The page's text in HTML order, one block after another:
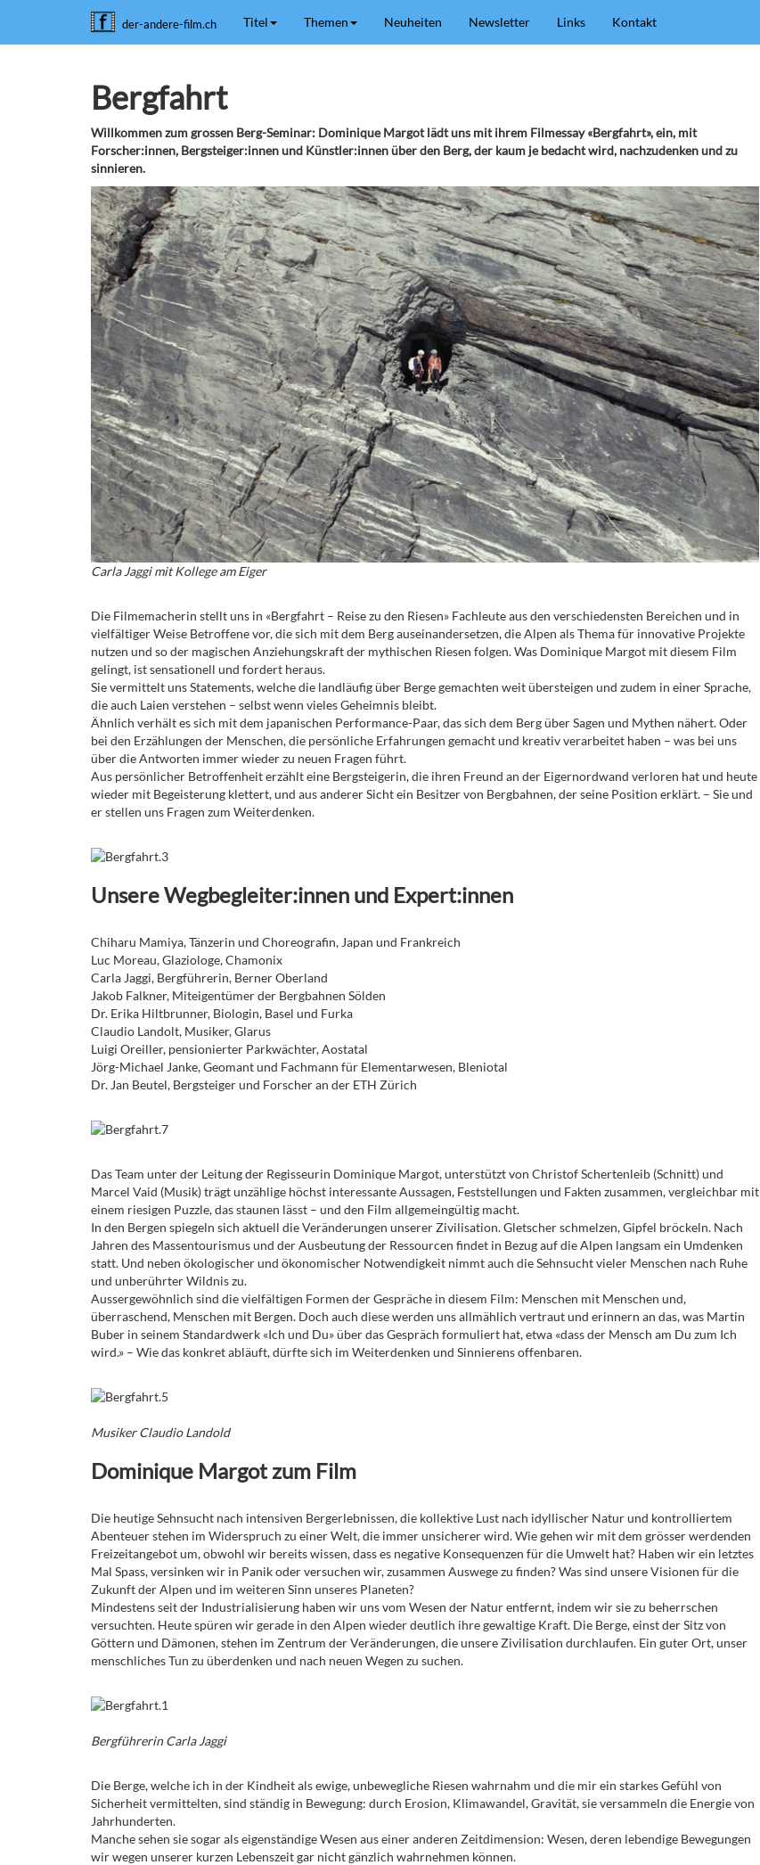
der-andere-film.ch Titel Themen Neuheiten Newsletter Links Kontakt
Bergfahrt
Willkommen zum grossen Berg-Seminar: Dominique Margot lädt uns mit ihrem Filmessay «Bergfahrt», ein, mit
Forscher:innen, Bergsteiger:innen und Künstler:innen über den Berg, der kaum je bedacht wird, nachzudenken und zu
sinnieren.
Carla Jaggi mit Kollege am Eiger
Die Filmemacherin stellt uns in «Bergfahrt – Reise zu den Riesen» Fachleute aus den verschiedensten Bereichen und in
vielfältiger Weise Betroffene vor, die sich mit dem Berg auseinandersetzen, die Alpen als Thema für innovative Projekte
nutzen und so der magischen Anziehungskraft der mythischen Riesen folgen. Was Dominique Margot mit diesem Film
gelingt, ist sensationell und fordert heraus.
Sie vermittelt uns Statements, welche die landläufig über Berge gemachten weit übersteigen und zudem in einer Sprache,
die auch Laien verstehen – selbst wenn vieles Geheimnis bleibt.
Ähnlich verhält es sich mit dem japanischen Performance-Paar, das sich dem Berg über Sagen und Mythen nähert. Oder
bei den Erzählungen der Menschen, die persönliche Erfahrungen gemacht und kreativ verarbeitet haben – was bei uns
über die Antworten immer wieder zu neuen Fragen führt.
Aus persönlicher Betroffenheit erzählt eine Bergsteigerin, die ihren Freund an der Eigernordwand verloren hat und heute
wieder mit Begeisterung klettert, und aus anderer Sicht ein Besitzer von Bergbahnen, der seine Position erklärt. – Sie und
er stellen uns Fragen zum Weiterdenken.
Unsere Wegbegleiter:innen und Expert:innen
Chiharu Mamiya, Tänzerin und Choreografin, Japan und Frankreich
Luc Moreau, Glaziologe, Chamonix
Carla Jaggi, Bergführerin, Berner Oberland
Jakob Falkner, Miteigentümer der Bergbahnen Sölden
Dr. Erika Hiltbrunner, Biologin, Basel und Furka
Claudio Landolt, Musiker, Glarus
Luigi Oreiller, pensionierter Parkwächter, Aostatal
Jörg-Michael Janke, Geomant und Fachmann für Elementarwesen, Bleniotal
Dr. Jan Beutel, Bergsteiger und Forscher an der ETH Zürich
Das Team unter der Leitung der Regisseurin Dominique Margot, unterstützt von Christof Schertenleib (Schnitt) und
Marcel Vaid (Musik) trägt unzählige höchst interessante Aussagen, Feststellungen und Fakten zusammen, vergleichbar mit
einem riesigen Puzzle, das staunen lässt – und den Film allgemeingültig macht.
In den Bergen spiegeln sich aktuell die Veränderungen unserer Zivilisation. Gletscher schmelzen, Gipfel bröckeln. Nach
Jahren des Massentourismus und der Ausbeutung der Ressourcen findet in Bezug auf die Alpen langsam ein Umdenken
statt. Und neben ökologischer und ökonomischer Notwendigkeit nimmt auch die Sehnsucht vieler Menschen nach Ruhe
und unberührter Wildnis zu.
Aussergewöhnlich sind die vielfältigen Formen der Gespräche in diesem Film: Menschen mit Menschen und,
überraschend, Menschen mit Bergen. Doch auch diese werden uns allmählich vertraut und erinnern an das, was Martin
Buber in seinem Standardwerk «Ich und Du» über das Gespräch formuliert hat, etwa «dass der Mensch am Du zum Ich
wird.» – Wie das konkret abläuft, dürfte sich im Weiterdenken und Sinnierens offenbaren.
Musiker Claudio Landold
Dominique Margot zum Film
Die heutige Sehnsucht nach intensiven Bergerlebnissen, die kollektive Lust nach idyllischer Natur und kontrolliertem
Abenteuer stehen im Widerspruch zu einer Welt, die immer unsicherer wird. Wie gehen wir mit dem grösser werdenden
Freizeitangebot um, obwohl wir bereits wissen, dass es negative Konsequenzen für die Umwelt hat? Haben wir ein letztes
Mal Spass, versinken wir in Panik oder versuchen wir, zusammen Auswege zu finden? Was sind unsere Visionen für die
Zukunft der Alpen und im weiteren Sinn unseres Planeten?
Mindestens seit der Industrialisierung haben wir uns vom Wesen der Natur entfernt, indem wir sie zu beherrschen
versuchten. Heute spüren wir gerade in den Alpen wieder deutlich ihre gewaltige Kraft. Die Berge, einst der Sitz von
Göttern und Dämonen, stehen im Zentrum der Veränderungen, die unsere Zivilisation durchlaufen. Ein guter Ort, unser
menschliches Tun zu überdenken und nach neuen Wegen zu suchen.
Bergführerin Carla Jaggi
Die Berge, welche ich in der Kindheit als ewige, unbewegliche Riesen wahrnahm und die mir ein starkes Gefühl von
Sicherheit vermittelten, sind ständig in Bewegung: durch Erosion, Klimawandel, Gravität, sie versammeln die Energie von
Jahrhunderten.
Manche sehen sie sogar als eigenständige Wesen aus einer anderen Zeitdimension: Wesen, deren lebendige Bewegungen
wir wegen unserer kurzen Lebenszeit gar nicht gänzlich wahrnehmen können.